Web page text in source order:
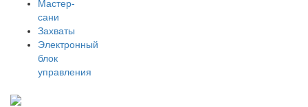
Мастер-
сани
Захваты
Электронный
блок
управления